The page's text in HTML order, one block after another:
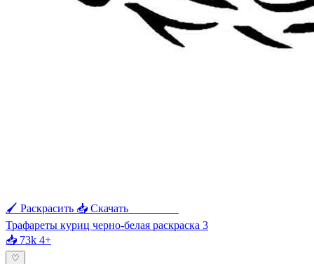
🖌 Раскрасить 📥 Скачать
Трафареты куриц черно-белая раскраска 3
📥 73k 4+
♡